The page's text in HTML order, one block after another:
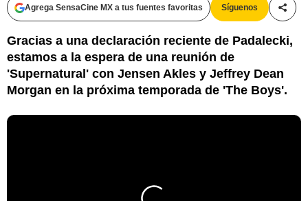
Agrega SensaCine MX a tus fuentes favoritas Síguenos
Gracias a una declaración reciente de Padalecki,
estamos a la espera de una reunión de
'Supernatural' con Jensen Akles y Jeffrey Dean
Morgan en la próxima temporada de 'The Boys'.